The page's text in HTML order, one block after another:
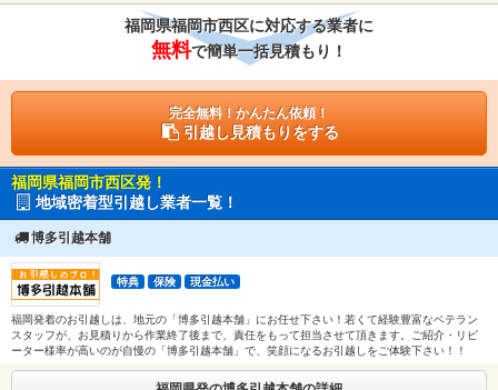
福岡県福岡市西区に対応する業者に
無料で簡単一括見積もり！
完全無料！かんたん依頼！
引越し見積もりをする
福岡県福岡市西区発！
地域密着型引越し業者一覧！
博多引越本舗
特典 保険 現金払い
福岡発着のお引越しは、地元の「博多引越本舗」にお任せ下さい！若くて経験豊富なベテラン
スタッフが、お見積りから作業終了後まで、責任をもって担当させて頂きます。ご紹介・リピ
ーター様率が高いのが自慢の「博多引越本舗」で、笑顔になるお引越しをご体験下さい！！